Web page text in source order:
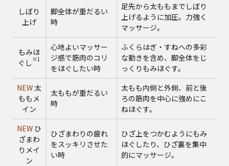
しぼり
上げ
脚全体が重だるい
時
足先から太ももまでしぼり
上げるように加圧。力強く
マッサージ。
もみほ
ぐし ※1
心地よいマッサー
ジ感で筋肉のコリ
をほぐしたい時
ふくらはぎ・すねへの多彩
な動きを含め、脚全体をじ
っくりもみほぐす。
NEW太
ももメ
イン
太ももが重だるい
時
太もも内側と外側、前と後
ろの筋肉を中心に強めにこ
ねほぐす。
NEW ひ
ざまわ
りメイ
ン
ひざまわりの疲れ
をスッキリさせた
い時
ひざ上をつかむようにもみ
ほぐしたり、ひざ裏を集中
的にマッサージ。